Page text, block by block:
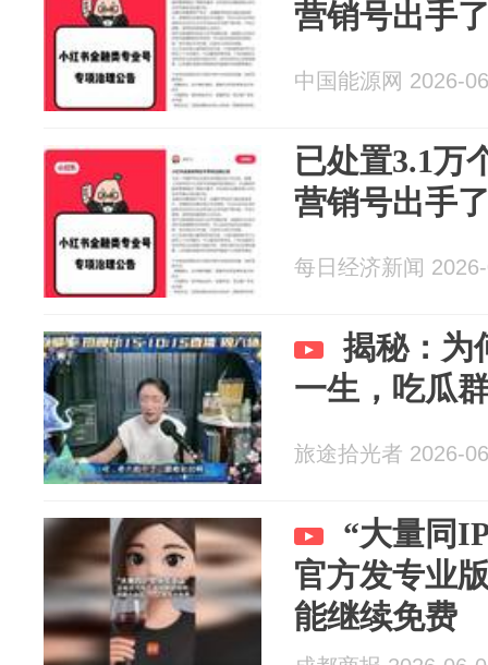
营销号出手
中国能源网 2026-
已处置3.1万
营销号出手
每日经济新闻
揭秘：为
一生，吃瓜
旅途拾光者 2026-
“大量同
官方发专业
能继续免费